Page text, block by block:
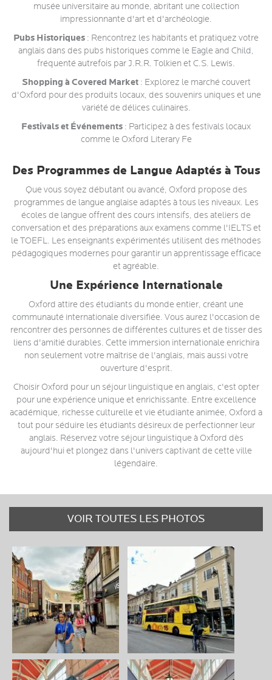
musée universitaire au monde, abritant une collection
impressionnante d'art et d'archéologie.
Pubs Historiques : Rencontrez les habitants et pratiquez votre
anglais dans des pubs historiques comme le Eagle and Child,
fréquenté autrefois par J.R.R. Tolkien et C.S. Lewis.
Shopping à Covered Market: Explorez le marché couvert
d'Oxford pour des produits locaux, des souvenirs uniques et une
variété de délices culinaires.
Festivals et Événements : Participez à des festivals locaux
comme le Oxford Literary Fe
Des Programmes de Langue Adaptés à Tous
Que vous soyez débutant ou avancé, Oxford propose des
programmes de langue anglaise adaptés à tous les niveaux. Les
écoles de langue offrent des cours intensifs, des ateliers de
conversation et des préparations aux examens comme l'IELTS et
le TOEFL. Les enseignants expérimentés utilisent des méthodes
pédagogiques modernes pour garantir un apprentissage efficace
et agréable.
Une Expérience Internationale
Oxford attire des étudiants du monde entier, créant une
communauté internationale diversifiée. Vous aurez l'occasion de
rencontrer des personnes de différentes cultures et de tisser des
liens d'amitié durables. Cette immersion internationale enrichira
non seulement votre maîtrise de l'anglais, mais aussi votre
ouverture d'esprit.
Choisir Oxford pour un séjour linguistique en anglais, c'est opter
pour une expérience unique et enrichissante. Entre excellence
académique, richesse culturelle et vie étudiante animée, Oxford a
tout pour séduire les étudiants désireux de perfectionner leur
anglais. Réservez votre séjour linguistique à Oxford dès
aujourd'hui et plongez dans l'univers captivant de cette ville
légendaire.
VOIR TOUTES LES PHOTOS